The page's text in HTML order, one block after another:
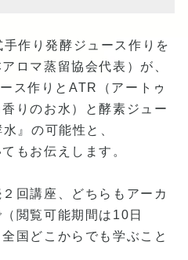
作り発酵ジュース作りを
ロマ蒸留協会代表）が、
ス作りとATR（アートゥ
りのお水）と酵素ジュー
』の可能性と、
もお伝えします。
回講座、どちらもアーカ
閲覧可能期間は10日
国どこからでも学ぶこと